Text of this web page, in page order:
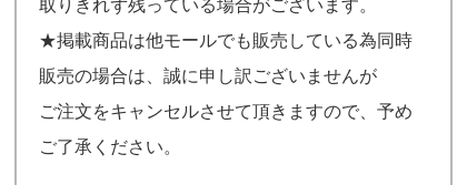
取りきれず残っている場合がございます。
★掲載商品は他モールでも販売している為同時
販売の場合は、誠に申し訳ございませんが
ご注文をキャンセルさせて頂きますので、予め
ご了承ください。